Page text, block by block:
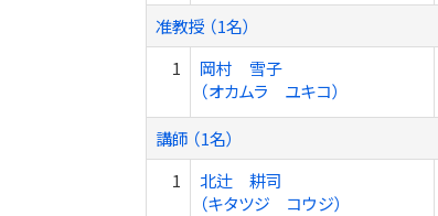
准教授 （1名）
1
岡村 雪子
（オカムラ ユキコ）
講師 （1名）
1
北辻 耕司
（キタツジ コウジ）